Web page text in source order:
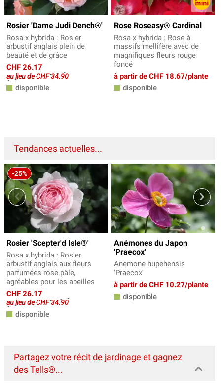
Rosier 'Dame Judi Dench®'
Rosa x hybrida : Rosier
arbustif anglais plein de
beauté et de grâce
CHF 26.17
au lieu de CHF 34.90
disponible
Rose Roseasy® Cardinal
Rosa x hybrida : Rose à
massifs mellifère avec de
magnifiques fleurs rouge
foncé
à partir de CHF 18.67/plante
disponible
Tendances actuelles...
-25%
Rosier 'Scepter'd Isle®'
Rosa x hybrida : Rosier
arbustif anglais aux fleurs
parfumées rose pâle,
agréables pour les abeilles
CHF 26.17
au lieu de CHF 34.90
disponible
Anémones du Japon
'Praecox'
Anemone hupehensis
'Praecox'
à partir de CHF 10.27/plante
disponible
Partagez votre récit de jardinage et gagnez
des Tells®...